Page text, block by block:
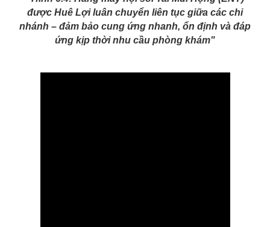
được Huê Lợi luân chuyển liên tục giữa các chi
nhánh – đảm bảo cung ứng nhanh, ổn định và đáp
ứng kịp thời nhu cầu phòng khám"